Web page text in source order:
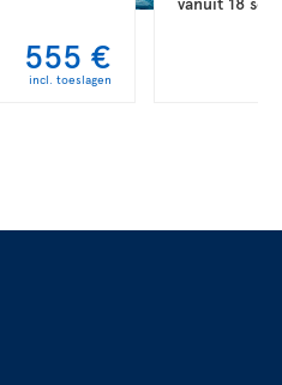
555 €
incl. toeslagen